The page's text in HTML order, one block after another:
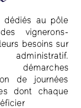
dédiés au pôle
vignerons-
besoins sur
démarches
de journées
dont chaque